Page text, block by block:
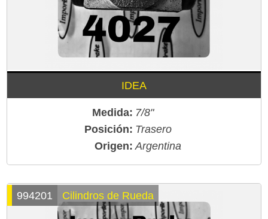
IDEA
Medida: 7/8"
Posición: Trasero
Origen: Argentina
994201 Cilindros de Rueda